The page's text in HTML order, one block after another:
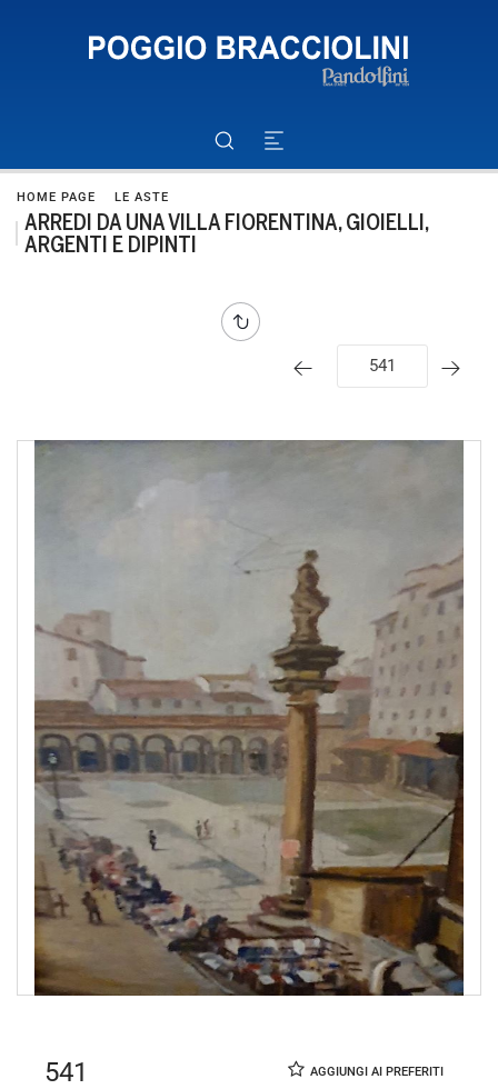
HOME PAGE LE ASTE
ARREDI DA UNA VILLA FIORENTINA, GIOIELLI,
ARGENTI E DIPINTI
541